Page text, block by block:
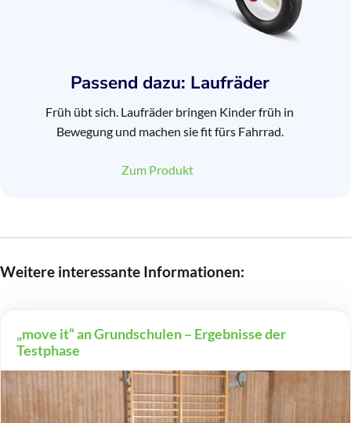
Passend dazu: Laufräder
Früh übt sich. Laufräder bringen Kinder früh in
Bewegung und machen sie fit fürs Fahrrad.
Zum Produkt
Weitere interessante Informationen:
„move it“ an Grundschulen – Ergebnisse der
Testphase